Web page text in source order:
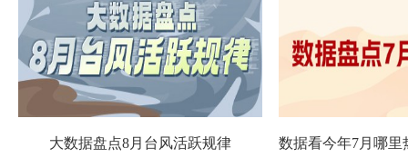
大数据盘点8月台风活跃规律